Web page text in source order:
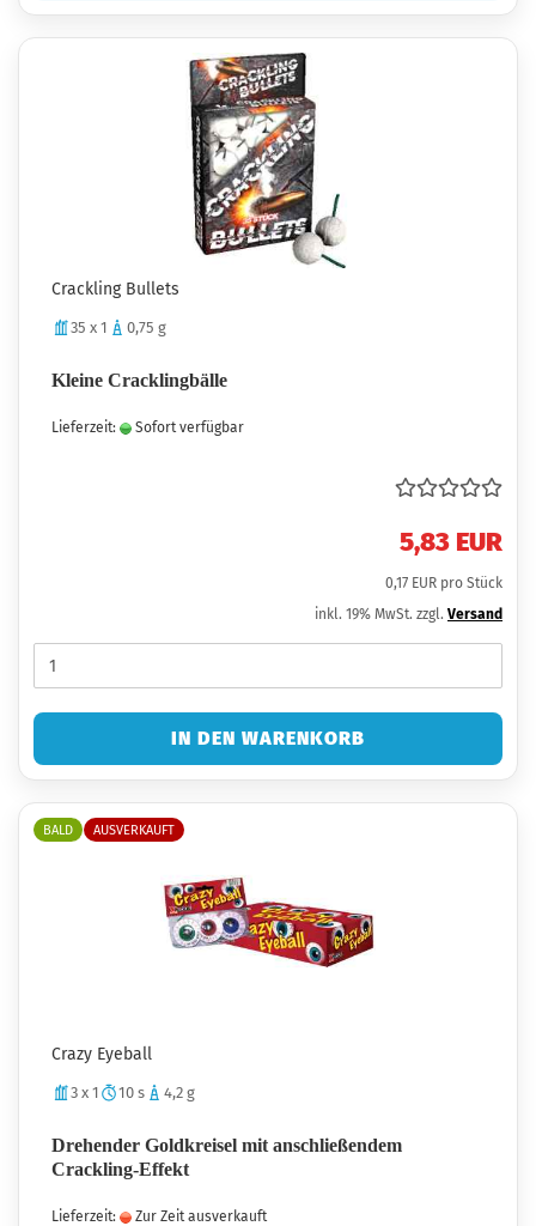
Crackling Bullets
35 x 1 0,75 g
Kleine Cracklingbälle
Lieferzeit: Sofort verfügbar
5,83 EUR
0,17 EUR pro Stück
inkl. 19% MwSt. zzgl. Versand
IN DEN WARENKORB
BALD AUSVERKAUFT
Crazy Eyeball
3 x 1 10 s 4,2 g
Drehender Goldkreisel mit anschließendem
Crackling-Effekt
Lieferzeit: Zur Zeit ausverkauft